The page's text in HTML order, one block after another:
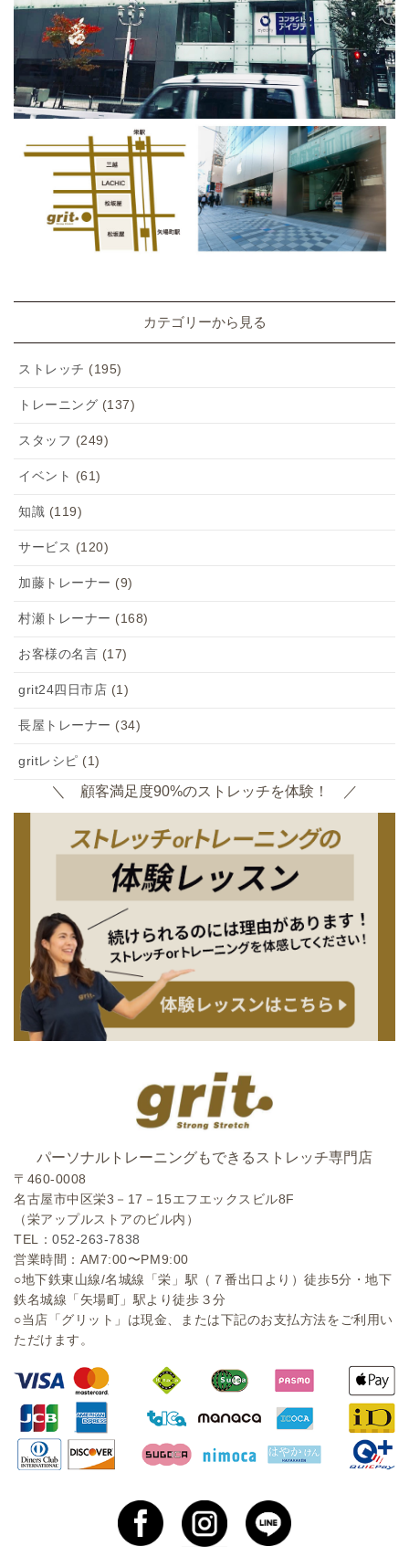
カテゴリーから見る
ストレッチ (195)
トレーニング (137)
スタッフ (249)
イベント (61)
知識 (119)
サービス (120)
加藤トレーナー (9)
村瀬トレーナー (168)
お客様の名言 (17)
grit24四日市店 (1)
長屋トレーナー (34)
gritレシピ (1)
＼ 顧客満足度90%のストレッチを体験！ ／
パーソナルトレーニングもできるストレッチ専門店
〒460-0008
名古屋市中区栄3－17－15エフエックスビル8F
（栄アップルストアのビル内）
TEL：052-263-7838
営業時間：AM7:00〜PM9:00
○地下鉄東山線/名城線「栄」駅（７番出口より）徒歩5分・地下
鉄名城線「矢場町」駅より徒歩３分
○当店「グリット」は現金、または下記のお支払方法をご利用い
ただけます。